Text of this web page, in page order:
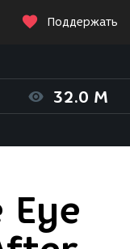
Поддержать
32.0 M
Eye